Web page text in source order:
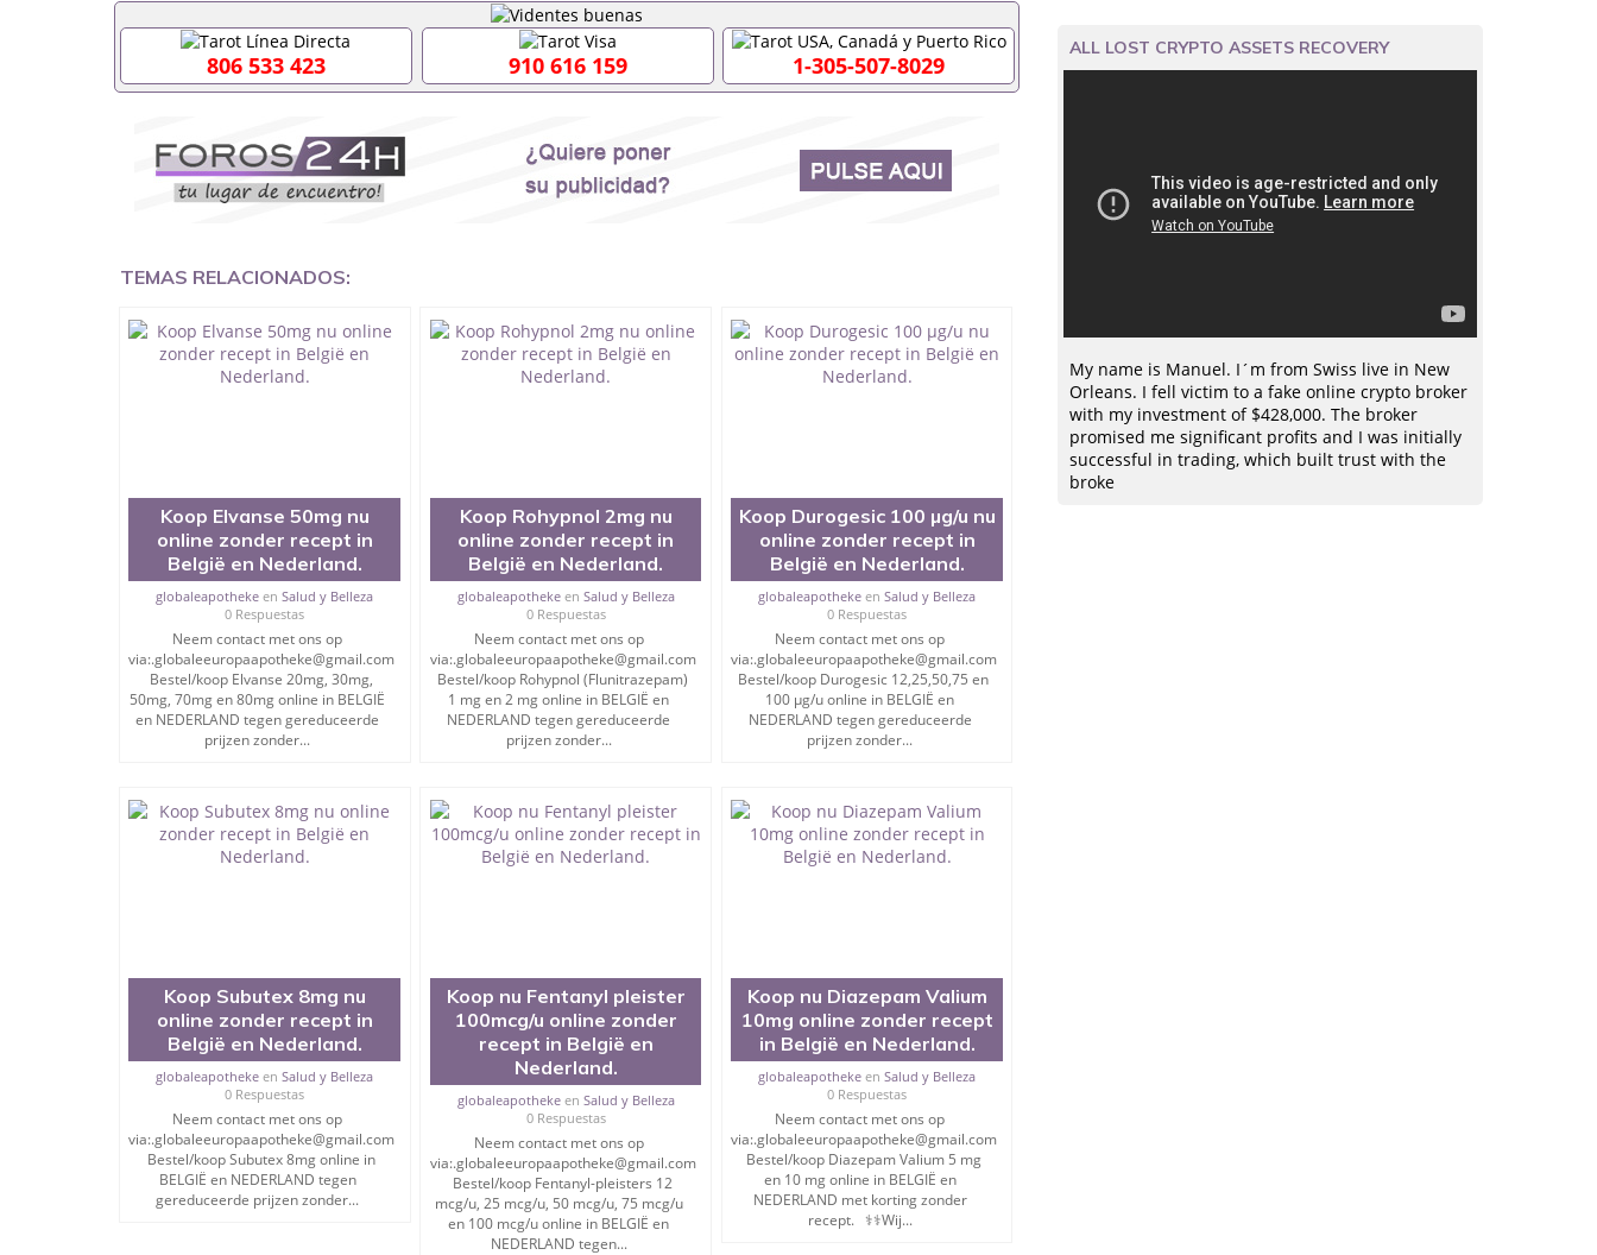
⚕️⚕️Wij zijn een vertrouwde en erkende farmaceutische leverancier van: ⚕️⚕️
- Opioïden
- Benzodiazepinen
- Barbituraten
- Afslankproducten
- Angstremmende middelen
- ADHD-medicijnen
- Seksuele pillen voor mannen en vrouwen
- Abortuspillen
en vele andere generieke geneesmiddelen.
Neem contact met ons op via: .
Wij bieden meer dan 200 verschillende producten, merken en generieke medicijnen.
We hebben momenteel een speciale aanbieding en onze huidige prijzen zijn betaalbaar.
We accepteren kleine en grote bestellingen met een minimale bestelling van 100 tabletten.
♛♛♛ BEST VERKOCHTE PRODUCTEN EN ALLE MILIGRAMS ZIJN OP VOORRAAD;♛♛♛
➡️NEMBUTAL PENTOBARBITAL NATRIUM 100ML EN 250ML
806 533 423 910 616 159 1-305-507-8029
TEMAS RELACIONADOS:
Koop Elvanse 50mg nu
online zonder recept in
België en Nederland.
globaleapotheke enSalud y Belleza
0 Respuestas
Neem contact met ons op
via:.globaleeuropaapotheke@gmail.com
Bestel/koop Elvanse 20mg, 30mg,
50mg, 70mg en 80mg online in BELGIË
en NEDERLAND tegen gereduceerde
prijzen zonder...
Koop Rohypnol 2mg nu
online zonder recept in
België en Nederland.
globaleapothekeen Salud y Belleza
0 Respuestas
Neem contact met ons op
via:.globaleeuropaapotheke@gmail.com
Bestel/koop Rohypnol (Flunitrazepam)
1 mg en 2 mg online in BELGIË en
NEDERLAND tegen gereduceerde
prijzen zonder...
Koop Durogesic 100 µg/u nu
online zonder recept in
België en Nederland.
globaleapotheke enSalud y Belleza
0 Respuestas
Neem contact met ons op
via:.globaleeuropaapotheke@gmail.com
Bestel/koop Durogesic 12,25,50,75 en
100 µg/u online in BELGIË en
NEDERLAND tegen gereduceerde
prijzen zonder...
Koop Subutex 8mg nu
online zonder recept in
België en Nederland.
globaleapotheke enSalud y Belleza
0 Respuestas
Neem contact met ons op
via:.globaleeuropaapotheke@gmail.com
Bestel/koop Subutex 8mg online in
BELGIË en NEDERLAND tegen
gereduceerde prijzen zonder...
Koop nu Fentanyl pleister
100mcg/u online zonder
recept in België en
Nederland.
globaleapothekeen Salud y Belleza
0 Respuestas
Neem contact met ons op
via:.globaleeuropaapotheke@gmail.com
Bestel/koop Fentanyl-pleisters 12
mcg/u, 25 mcg/u, 50 mcg/u, 75 mcg/u
en 100 mcg/u online in BELGIË en
NEDERLAND tegen...
Koop nu Diazepam Valium
10mg online zonder recept
in België en Nederland.
globaleapotheke enSalud y Belleza
0 Respuestas
Neem contact met ons op
via:.globaleeuropaapotheke@gmail.com
Bestel/koop Diazepam Valium 5 mg
en 10 mg online in BELGIË en
NEDERLAND met korting zonder
recept. ⚕️⚕️Wij...
ALL LOST CRYPTO ASSETS RECOVERY
My name is Manuel. I´m from Swiss live in New
Orleans. I fell victim to a fake online crypto broker
with my investment of $428,000. The broker
promised me significant profits and I was initially
successful in trading, which built trust with the
broke